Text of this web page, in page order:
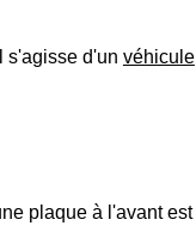
s'agisse d'un véhicule
plaque à l'avant est